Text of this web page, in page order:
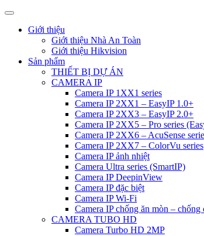
Giới thiệu
Giới thiệu Nhà An Toàn
Giới thiệu Hikvision
Sản phẩm
THIẾT BỊ DỰ ÁN
CAMERA IP
Camera IP 1XX1 series
Camera IP 2XX1 – EasyIP 1.0+
Camera IP 2XX3 – EasyIP 2.0+
Camera IP 2XX5 – Pro series
Camera IP 2XX6 – AcuSense
Camera IP 2XX7 – ColorVu series
Camera IP ảnh nhiệt
Camera Ultra series (SmartIP)
Camera IP DeepinView
Camera IP đặc biệt
Camera IP Wi-Fi
Camera IP chống ăn mòn – chống
CAMERA TUBO HD
Camera Turbo HD 2MP